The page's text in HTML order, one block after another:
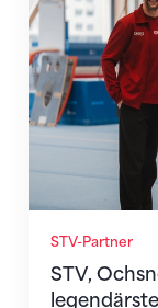
STV-Partner
STV,